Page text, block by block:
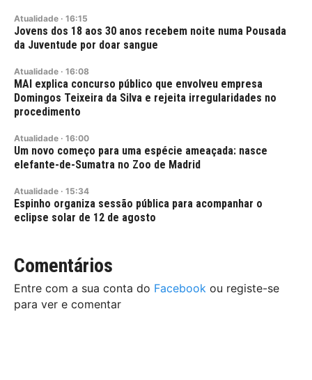
Atualidade · 16:15
Jovens dos 18 aos 30 anos recebem noite numa Pousada
da Juventude por doar sangue
Atualidade · 16:08
MAI explica concurso público que envolveu empresa
Domingos Teixeira da Silva e rejeita irregularidades no
procedimento
Atualidade · 16:00
Um novo começo para uma espécie ameaçada: nasce
elefante-de-Sumatra no Zoo de Madrid
Atualidade · 15:34
Espinho organiza sessão pública para acompanhar o
eclipse solar de 12 de agosto
Comentários
Entre com a sua conta do Facebook ou registe-se
para ver e comentar